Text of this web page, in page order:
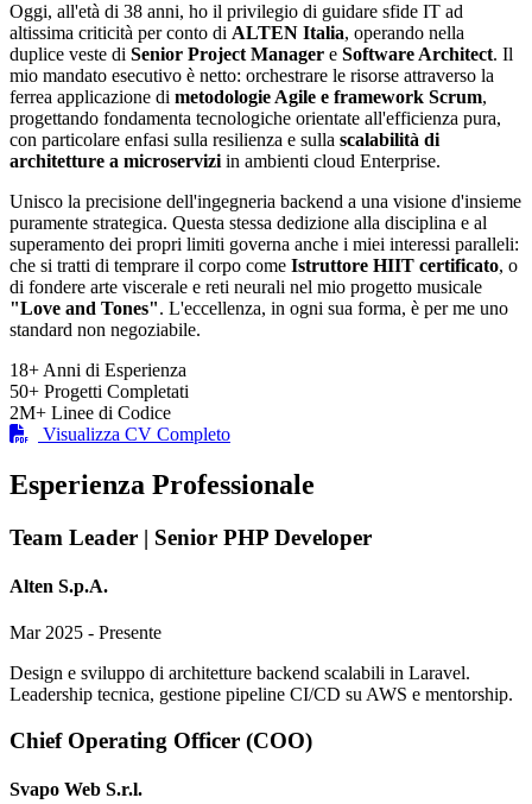
Oggi, all'età di 38 anni, ho il privilegio di guidare sfide IT ad
altissima criticità per conto di ALTEN Italia, operando nella
duplice veste di Senior Project Manager e Software Architect. Il
mio mandato esecutivo è netto: orchestrare le risorse attraverso la
ferrea applicazione di metodologie Agile e framework Scrum,
progettando fondamenta tecnologiche orientate all'efficienza pura,
con particolare enfasi sulla resilienza e sulla scalabilità di
architetture a microservizi in ambienti cloud Enterprise.
Unisco la precisione dell'ingegneria backend a una visione d'insieme
puramente strategica. Questa stessa dedizione alla disciplina e al
superamento dei propri limiti governa anche i miei interessi paralleli:
che si tratti di temprare il corpo come Istruttore HIIT certificato, o
di fondere arte viscerale e reti neurali nel mio progetto musicale
"Love and Tones". L'eccellenza, in ogni sua forma, è per me uno
standard non negoziabile.
18+ Anni di Esperienza
50+ Progetti Completati
2M+ Linee di Codice
Visualizza CV Completo
Esperienza Professionale
Team Leader | Senior PHP Developer
Alten S.p.A.
Mar 2025 - Presente
Design e sviluppo di architetture backend scalabili in Laravel.
Leadership tecnica, gestione pipeline CI/CD su AWS e mentorship.
Chief Operating Officer (COO)
Svapo Web S.r.l.